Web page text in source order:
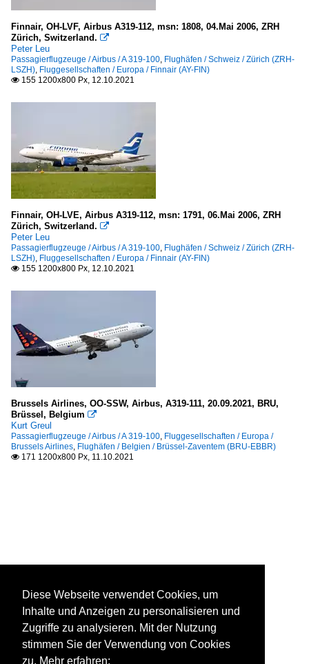
Finnair, OH-LVF, Airbus A319-112, msn: 1808, 04.Mai 2006, ZRH
Zürich, Switzerland. 
Peter Leu
Passagierflugzeuge / Airbus / A 319-100, Flughäfen / Schweiz / Zürich (ZRH-
LSZH), Fluggesellschaften / Europa / Finnair (AY-FIN)
 155 1200x800 Px, 12.10.2021
Finnair, OH-LVE, Airbus A319-112, msn: 1791, 06.Mai 2006, ZRH
Zürich, Switzerland. 
Peter Leu
Passagierflugzeuge / Airbus / A 319-100, Flughäfen / Schweiz / Zürich (ZRH-
LSZH), Fluggesellschaften / Europa / Finnair (AY-FIN)
 155 1200x800 Px, 12.10.2021
Brussels Airlines, OO-SSW, Airbus, A319-111, 20.09.2021, BRU,
Brüssel, Belgium 
Kurt Greul
Passagierflugzeuge / Airbus / A 319-100, Fluggesellschaften / Europa /
Brussels Airlines, Flughäfen / Belgien / Brüssel-Zaventem (BRU-EBBR)
 171 1200x800 Px, 11.10.2021
Diese Webseite verwendet Cookies, um
Inhalte und Anzeigen zu personalisieren und
Zugriffe zu analysieren. Mit der Nutzung
stimmen Sie der Verwendung von Cookies
zu. Mehr erfahren: